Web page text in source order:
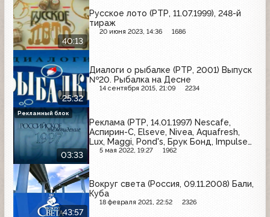
40:13
Русское лото (РТР, 11.07.1999), 248-й
тираж
20 июня 2023, 14:36 1686
25:32
Диалоги о рыбалке (РТР, 2001) Выпуск
№20. Рыбалка на Десне
14 сентября 2015, 21:09 2234
03:33
Реклама (РТР, 14.01.1997) Nescafe,
Аспирин-C, Elseve, Nivea, Aquafresh,
Lux, Maggi, Pond's, Брук Бонд, Impulse
O2, Oxy 10
5 мая 2022, 19:27 1962
Рекламный блок
43:57
Вокруг света (Россия, 09.11.2008) Бали,
Куба
18 февраля 2021, 22:52 2326